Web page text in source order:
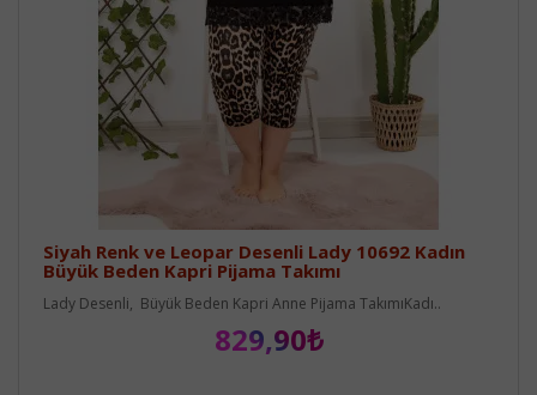
Siyah Renk ve Leopar Desenli Lady 10692 Kadın
Büyük Beden Kapri Pijama Takımı
Lady Desenli, Büyük Beden Kapri Anne Pijama TakımıKadı..
829,90₺